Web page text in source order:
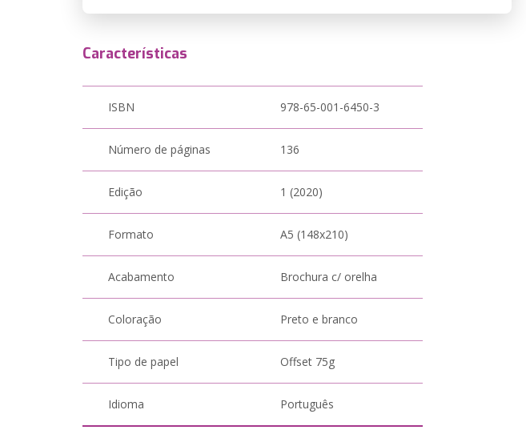
Características
ISBN 978-65-001-6450-3
Número de páginas 136
Edição 1 (2020)
Formato A5 (148x210)
Acabamento Brochura c/ orelha
Coloração Preto e branco
Tipo de papel Offset 75g
Idioma Português